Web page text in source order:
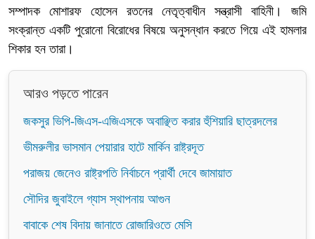
সম্পাদক মোশারফ হোসেন রতনের নেতৃত্বাধীন সন্ত্রাসী বাহিনী। জমি
সংক্রান্ত একটি পুরোনো বিরোধের বিষয়ে অনুসন্ধান করতে গিয়ে এই হামলার
শিকার হন তারা।
আরও পড়তে পারেন
জকসুর ভিপি-জিএস-এজিএসকে অবাঞ্ছিত করার হুঁশিয়ারি ছাত্রদলের
ভীমরুলীর ভাসমান পেয়ারার হাটে মার্কিন রাষ্ট্রদূত
পরাজয় জেনেও রাষ্ট্রপতি নির্বাচনে প্রার্থী দেবে জামায়াত
সৌদির জুবাইলে গ্যাস স্থাপনায় আগুন
বাবাকে শেষ বিদায় জানাতে রোজারিওতে মেসি